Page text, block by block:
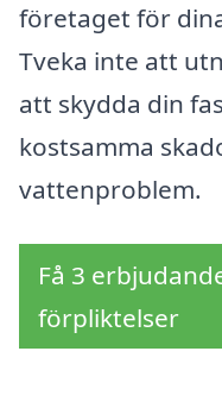
företaget för
Tveka inte att
att skydda din
kostsamma
vattenproblem.
Få 3
förpliktelser